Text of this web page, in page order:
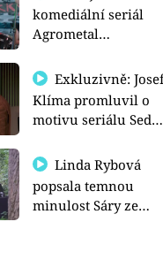
komediální seriál
Agrometal
prima+
Exkluzivně: Josef
Klíma promluvil o
motivu seriálu Sedm
Linda Rybová
popsala temnou
minulost Sáry ze